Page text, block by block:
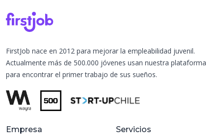
FirstJob nace en 2012 para mejorar la empleabilidad juvenil.
Actualmente más de 500.000 jóvenes usan nuestra plataforma
para encontrar el primer trabajo de sus sueños.
Empresa
Servicios